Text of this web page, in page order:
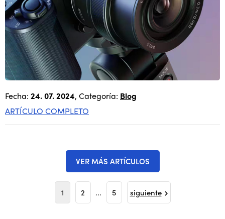
Fecha: 24. 07. 2024, Categoría: Blog
ARTÍCULO COMPLETO
VER MÁS ARTÍCULOS
1 2 ... 5 siguiente